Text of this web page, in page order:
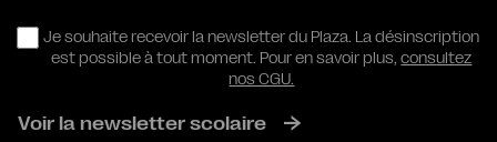
RGPD
Je souhaite recevoir la newsletter du Plaza. La désinscription
est possible à tout moment. Pour en savoir plus,consultez
nos CGU.
Voir la newsletter scolaire